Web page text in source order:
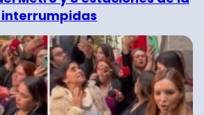
interrumpidas